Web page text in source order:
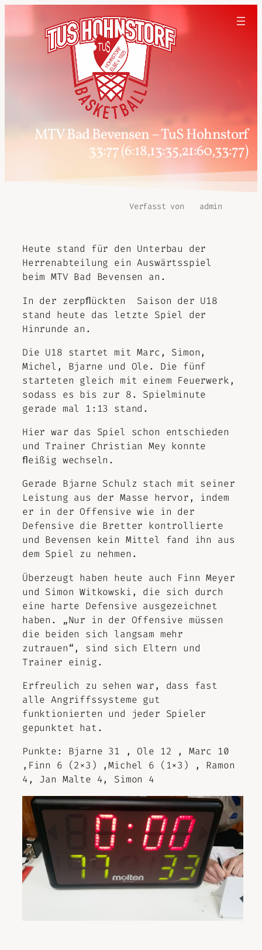
MTV Bad Bevensen – TuS Hohnstorf
33:77 (6:18,13:35,21:60,33:77)
Verfasst von admin
Heute stand für den Unterbau der
Herrenabteilung ein Auswärtsspiel
beim MTV Bad Bevensen an.
In der zerpﬂückten Saison der U18
stand heute das letzte Spiel der
Hinrunde an.
Die U18 startet mit Marc, Simon,
Michel, Bjarne und Ole. Die fünf
starteten gleich mit einem Feuerwerk,
sodass es bis zur 8. Spielminute
gerade mal 1:13 stand.
Hier war das Spiel schon entschieden
und Trainer Christian Mey konnte
ﬂeißig wechseln.
Gerade Bjarne Schulz stach mit seiner
Leistung aus der Masse hervor, indem
er in der Offensive wie in der
Defensive die Bretter kontrollierte
und Bevensen kein Mittel fand ihn aus
dem Spiel zu nehmen.
Überzeugt haben heute auch Finn Meyer
und Simon Witkowski, die sich durch
eine harte Defensive ausgezeichnet
haben. „Nur in der Offensive müssen
die beiden sich langsam mehr
zutrauen“, sind sich Eltern und
Trainer einig.
Erfreulich zu sehen war, dass fast
alle Angriffssysteme gut
funktionierten und jeder Spieler
gepunktet hat.
Punkte: Bjarne 31 , Ole 12 , Marc 10
,Finn 6 (2×3) ,Michel 6 (1×3) , Ramon
4, Jan Malte 4, Simon 4